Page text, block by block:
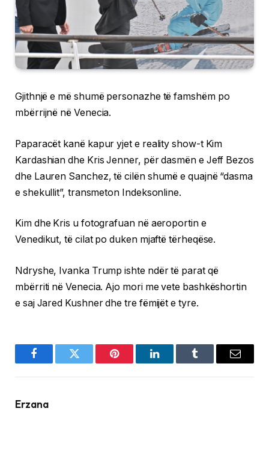
Gjithnjë e më shumë personazhe të famshëm po
mbërrijnë në Venecia.
Paparacët kanë kapur yjet e reality show-t Kim
Kardashian dhe Kris Jenner, për dasmën e Jeff Bezos
dhe Lauren Sanchez, të cilën shumë e quajnë “dasma
e shekullit”, transmeton Indeksonline.
Kim dhe Kris u fotografuan në aeroportin e
Venedikut, të cilat po duken mjaftë tërheqëse.
Ndryshe, Ivanka Trump ishte ndër të parat që
mbërriti në Venecia. Ajo mori me vete bashkëshortin
e saj Jared Kushner dhe tre fëmijët e tyre.
FacebookTwitter Pinterest LinkedInTumblr Email
Erzana